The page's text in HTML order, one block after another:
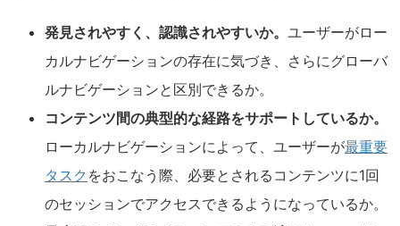
発見されやすく、認識されやすいか。 ユーザーがロー
カルナビゲーションの存在に気づき、さらにグローバ
ルナビゲーションと区別できるか。
コンテンツ間の典型的な経路をサポートしているか。
ローカルナビゲーションによって、ユーザーが最重要
タスク をおこなう際、必要とされるコンテンツに1回
のセッションでアクセスできるようになっているか。